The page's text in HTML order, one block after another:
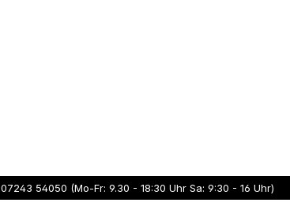
07243 54050 (Mo-Fr: 9.30 - 18:30 Uhr Sa: 9:30 - 16 Uhr)